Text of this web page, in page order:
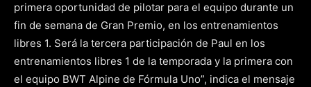
primera oportunidad de pilotar para el equipo durante un
fin de semana de Gran Premio, en los entrenamientos
libres 1. Será la tercera participación de Paul en los
entrenamientos libres 1 de la temporada y la primera con
el equipo BWT Alpine de Fórmula Uno”, indica el mensaje